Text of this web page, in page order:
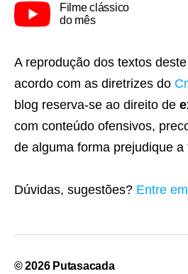
Filme clássico
do mês
A reprodução dos textos
acordo com as diretrizes do
blog reserva-se ao direito de
com conteúdo ofensivos,
de alguma forma prejudique a
Dúvidas, sugestões? Entre
© 2026 Putasacada